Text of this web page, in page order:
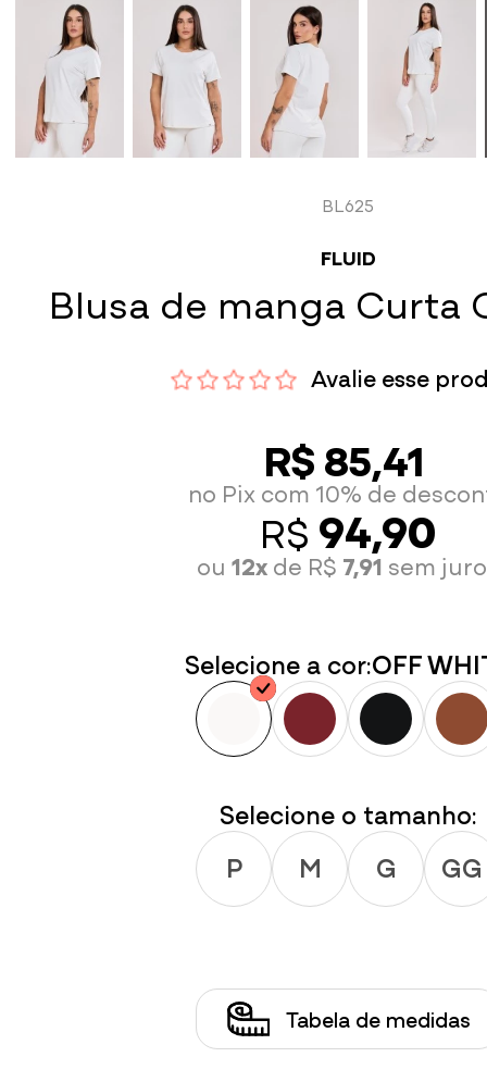
BL625
FLUID
Blusa de manga Curta
Avalie esse
R$ 85,41
no Pix com 10% de
R$ 94,90
ou 12xde R$ 7,91 sem
Selecione a cor:OFF
Selecione o tamanho:
P
M G GG
Tabela de medidas